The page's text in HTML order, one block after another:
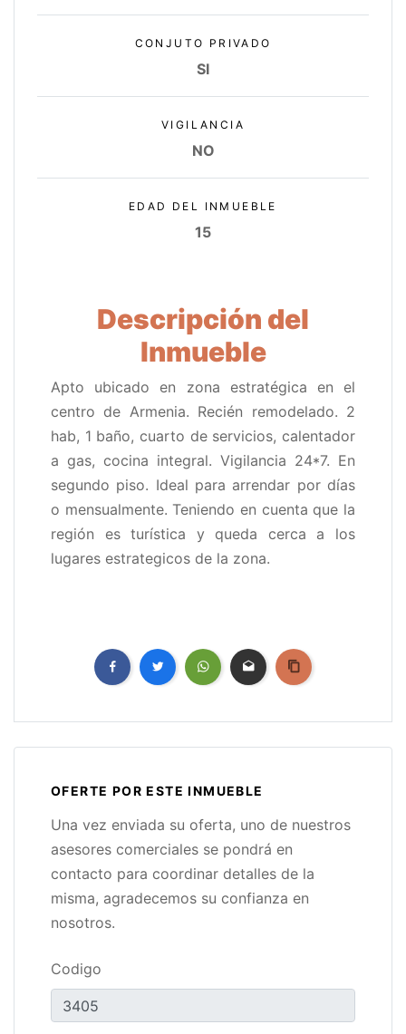
CONJUTO PRIVADO
SI
VIGILANCIA
NO
EDAD DEL INMUEBLE
15
Descripción del
Inmueble
Apto ubicado en zona estratégica en el
centro de Armenia. Recién remodelado. 2
hab, 1 baño, cuarto de servicios, calentador
a gas, cocina integral. Vigilancia 24*7. En
segundo piso. Ideal para arrendar por días
o mensualmente. Teniendo en cuenta que la
región es turística y queda cerca a los
lugares estrategicos de la zona.
OFERTE POR ESTE INMUEBLE
Una vez enviada su oferta, uno de nuestros
asesores comerciales se pondrá en
contacto para coordinar detalles de la
misma, agradecemos su confianza en
nosotros.
Codigo